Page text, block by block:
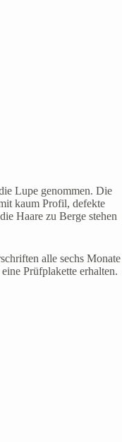
Lupe genommen. Die
kaum Profil, defekte
Haare zu Berge stehen
alle sechs Monate
Prüfplakette erhalten.